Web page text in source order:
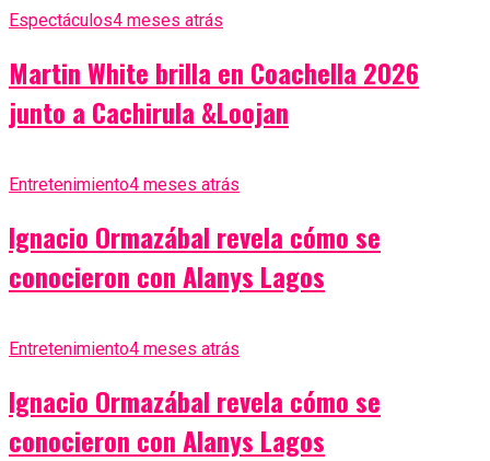
Espectáculos4 meses atrás
Martin White brilla en Coachella 2026
junto a Cachirula &Loojan
Entretenimiento4 meses atrás
Ignacio Ormazábal revela cómo se
conocieron con Alanys Lagos
Entretenimiento4 meses atrás
Ignacio Ormazábal revela cómo se
conocieron con Alanys Lagos